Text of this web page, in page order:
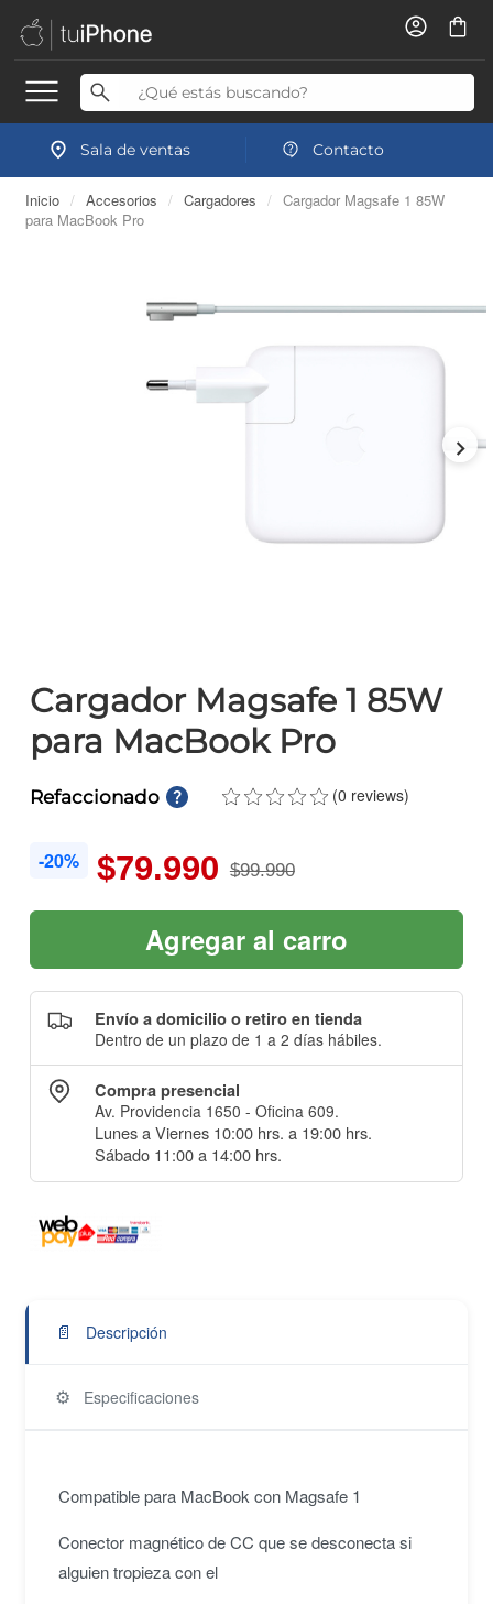
Sala de ventas Contacto
Inicio / Accesorios / Cargadores / Cargador Magsafe 1 85W
para MacBook Pro
Cargador Magsafe 1 85W
para MacBook Pro
Refaccionado (0 reviews)
-20% $79.990 $99.990
Agregar al carro
Envío a domicilio o retiro en tienda
Dentro de un plazo de 1 a 2 días hábiles.
Compra presencial
Av. Providencia 1650 - Oficina 609.
Lunes a Viernes 10:00 hrs. a 19:00 hrs.
Sábado 11:00 a 14:00 hrs.
📄 Descripción
⚙️ Especificaciones
Compatible para MacBook con Magsafe 1
Conector magnético de CC que se desconecta si
alguien tropieza con el